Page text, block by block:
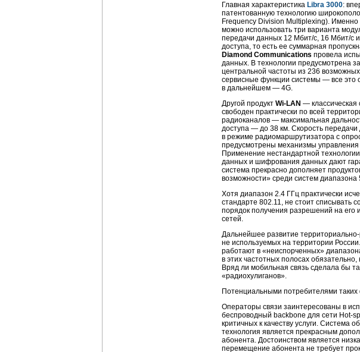
Главная характеристика Libra 3000:
патентованную технологию
Frequency Division Multiplexing). Именно
можно использовать три варианта
передачи данных 12 Мбит/с, 16 Мбит/с
доступа, то есть ее суммарная
Diamond Communications провела
данных. В технологии предусмотрена
центральной частоты из 236
сервисные функции системы — все это
в дальнейшем — 4G.
Другой продукт Wi-LAN —
свободен практически по всей
радиоканалов — максимальная
доступа — до 38 км. Скорость
в режиме радиомаршрутизатора с
предусмотрены механизмы управления
Применение нестандартной
данных и шифрования данных дают
система прекрасно дополняет
возможности» среди систем диапазона
Хотя диапазон 2.4 ГГц практически
стандарте 802.11, не стоит списывать
порядок получения разрешений на его
сетей.
Дальнейшее развитие
не используемых на территории
работают в «неиспорченных»
в этих частотных полосах
Вряд ли мобильная связь сделала бы
«радиохулиганов».
Потенциальными потребителями
Операторы связи заинтересованы в
беспроводный backbone для сети Hot-
критичных к качеству услуги. Система
технология является прекрасным
абонента. Достоинством является
перемещение абонента не требует